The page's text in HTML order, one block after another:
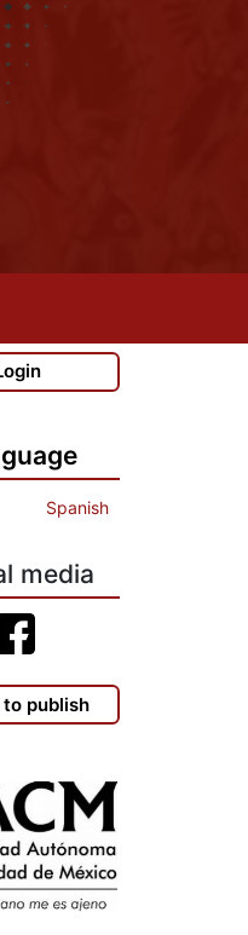
Spanish
media
publish